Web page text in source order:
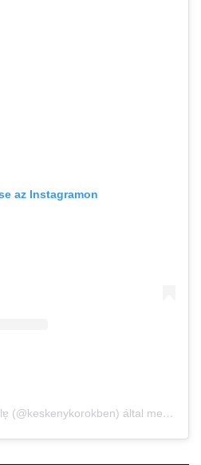
az Instagramon
˙uǝqʞo̤ɹo̤ʞ ʎuǝʞsǝʞ ıupoɯlɐ̗ (@keskenykorokben) által megosztott bejegyzés